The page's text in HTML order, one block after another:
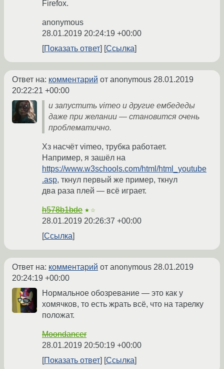
Firefox.
anonymous
28.01.2019 20:24:19 +00:00
Показать ответ
Ссылка
Ответ на: комментарий от anonymous 28.01.2019
20:22:21 +00:00
и запустить vimeo и другие ембедеды
даже при желании — становится очень
проблематично.
Хз насчёт vimeo, трубка работает.
Например, я зашёл на
https://www.w3schools.com/html/html_youtube
.asp, ткнул первый же пример, ткнул
два раза плей — всё играет.
h578b1bde ★☆
28.01.2019 20:26:37 +00:00
Ссылка
Ответ на: комментарий от anonymous 28.01.2019
20:24:19 +00:00
Нормальное обозревание — это как у
хомячков, то есть жрать всё, что на тарелку
положат.
Moondancer
28.01.2019 20:50:19 +00:00
Показать ответ
Ссылка